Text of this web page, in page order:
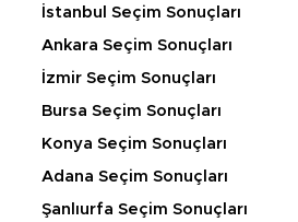
İstanbul Seçim Sonuçları
Ankara Seçim Sonuçları
İzmir Seçim Sonuçları
Bursa Seçim Sonuçları
Konya Seçim Sonuçları
Adana Seçim Sonuçları
Şanlıurfa Seçim Sonuçları